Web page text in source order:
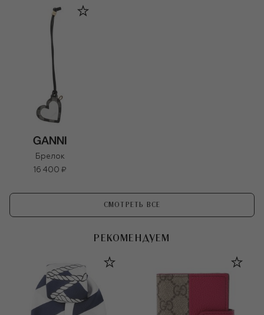
Брелок
16 400 ₽
СМОТРЕТЬ ВСЕ
РЕКОМЕНДУЕМ